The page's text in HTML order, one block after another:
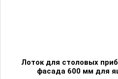
Лоток для столовых
фасада 600 мм для